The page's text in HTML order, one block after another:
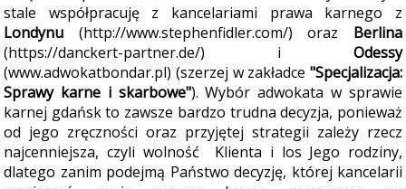
stale współpracuję z kancelariami prawa karnego z
Londynu
(http://www.stephenfidler.com/) oraz Berlina
(https://danckert-partner.de/) i Odessy
(www.adwokatbondar.pl) (szerzej w zakładce "Specjalizacja:
Sprawy karne i skarbowe"). Wybór adwokata w sprawie
karnej gdańsk to zawsze bardzo trudna decyzja, ponieważ
od jego zręczności oraz przyjętej strategii zależy rzecz
najcenniejsza, czyli wolność Klienta i los Jego rodziny,
dlatego zanim podejmą Państwo decyzję, której kancelarii